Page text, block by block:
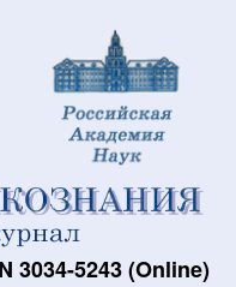
3034-5243 (Online)